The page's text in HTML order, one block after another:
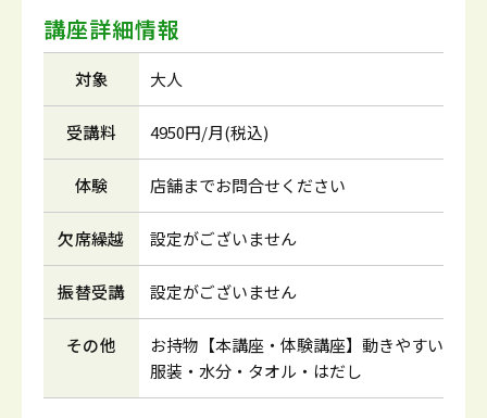
講座詳細情報
対象 大人
受講料 4950円/月(税込)
体験 店舗までお問合せください
欠席繰越 設定がございません
振替受講 設定がございません
その他
お持物【本講座・体験講座】動きやすい
服装・水分・タオル・はだし